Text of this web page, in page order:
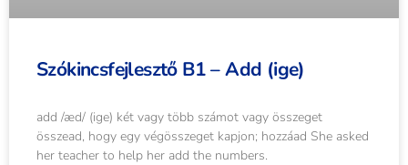
Szókincsfejlesztő B1 – Add (ige)
add /æd/ (ige) két vagy több számot vagy összeget
összead, hogy egy végösszeget kapjon; hozzáad She asked
her teacher to help her add the numbers.